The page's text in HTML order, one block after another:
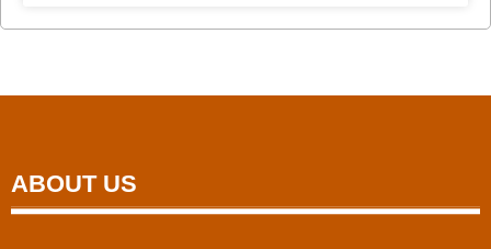
ABOUT US